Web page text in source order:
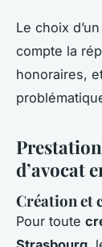
Le choix
compte la
honoraires,
d’avocat
Création et
Pour toute